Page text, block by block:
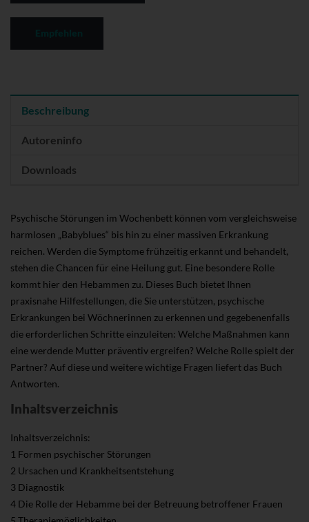
Beschreibung
Autoreninfo
Downloads
Psychische Störungen im Wochenbett können vom vergleichsweise
harmlosen „Babyblues“ bis hin zu einer massiven Erkrankung
reichen. Werden die Symptome frühzeitig erkannt und behandelt,
stehen die Chancen für eine Heilung gut. Eine besondere Rolle
kommt hier den Hebammen zu. Dieses Buch bietet Ihnen
praxisnahe Hilfestellungen, die Sie unterstützen, psychische
Erkrankungen bei Wöchnerinnen zu erkennen und gegebenenfalls
die erforderlichen Schritte einzuleiten: Welche Maßnahmen kann
eine werdende Mutter präventiv ergreifen? Welche Rolle spielt der
Partner? Auf diese und weitere wichtige Fragen liefert das Buch
Antworten.
Inhaltsverzeichnis
Inhaltsverzeichnis:
1 Formen psychischer Störungen
2 Ursachen und Krankheitsentstehung
3 Diagnostik
4 Die Rolle der Hebamme bei der Betreuung betroffener Frauen